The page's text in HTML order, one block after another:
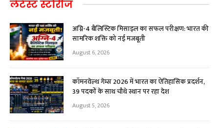
लेटेस्ट स्टोरीज
अग्नि-4 बैलिस्टिक मिसाइल का सफल परीक्षण: भारत की
सामरिक शक्ति को नई मजबूती
August 6, 2026
कॉमनवेल्थ गेम्स 2026 में भारत का ऐतिहासिक प्रदर्शन,
39 पदकों के साथ चौथे स्थान पर रहा देश
August 5, 2026